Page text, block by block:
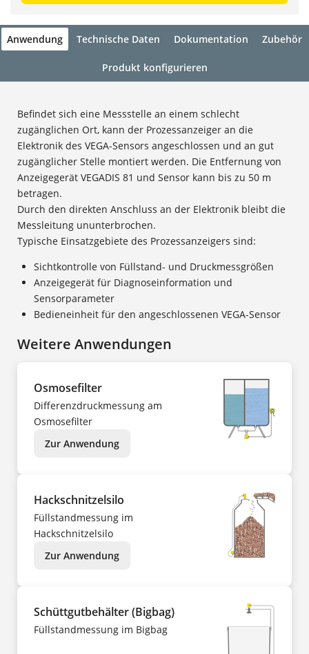
Anwendung Technische Daten Dokumentation Zubehör
Produkt konfigurieren
Befindet sich eine Messstelle an einem schlecht
zugänglichen Ort, kann der Prozessanzeiger an die
Elektronik des VEGA-Sensors angeschlossen und an gut
zugänglicher Stelle montiert werden. Die Entfernung von
Anzeigegerät VEGADIS 81 und Sensor kann bis zu 50 m
betragen.
Durch den direkten Anschluss an der Elektronik bleibt die
Messleitung ununterbrochen.
Typische Einsatzgebiete des Prozessanzeigers sind:
Sichtkontrolle von Füllstand- und Druckmessgrößen
Anzeigegerät für Diagnoseinformation und
Sensorparameter
Bedieneinheit für den angeschlossenen VEGA-Sensor
Weitere Anwendungen
Osmosefilter
Differenzdruckmessung am
Osmosefilter
Zur Anwendung
Hackschnitzelsilo
Füllstandmessung im
Hackschnitzelsilo
Zur Anwendung
Schüttgutbehälter (Bigbag)
Füllstandmessung im Bigbag